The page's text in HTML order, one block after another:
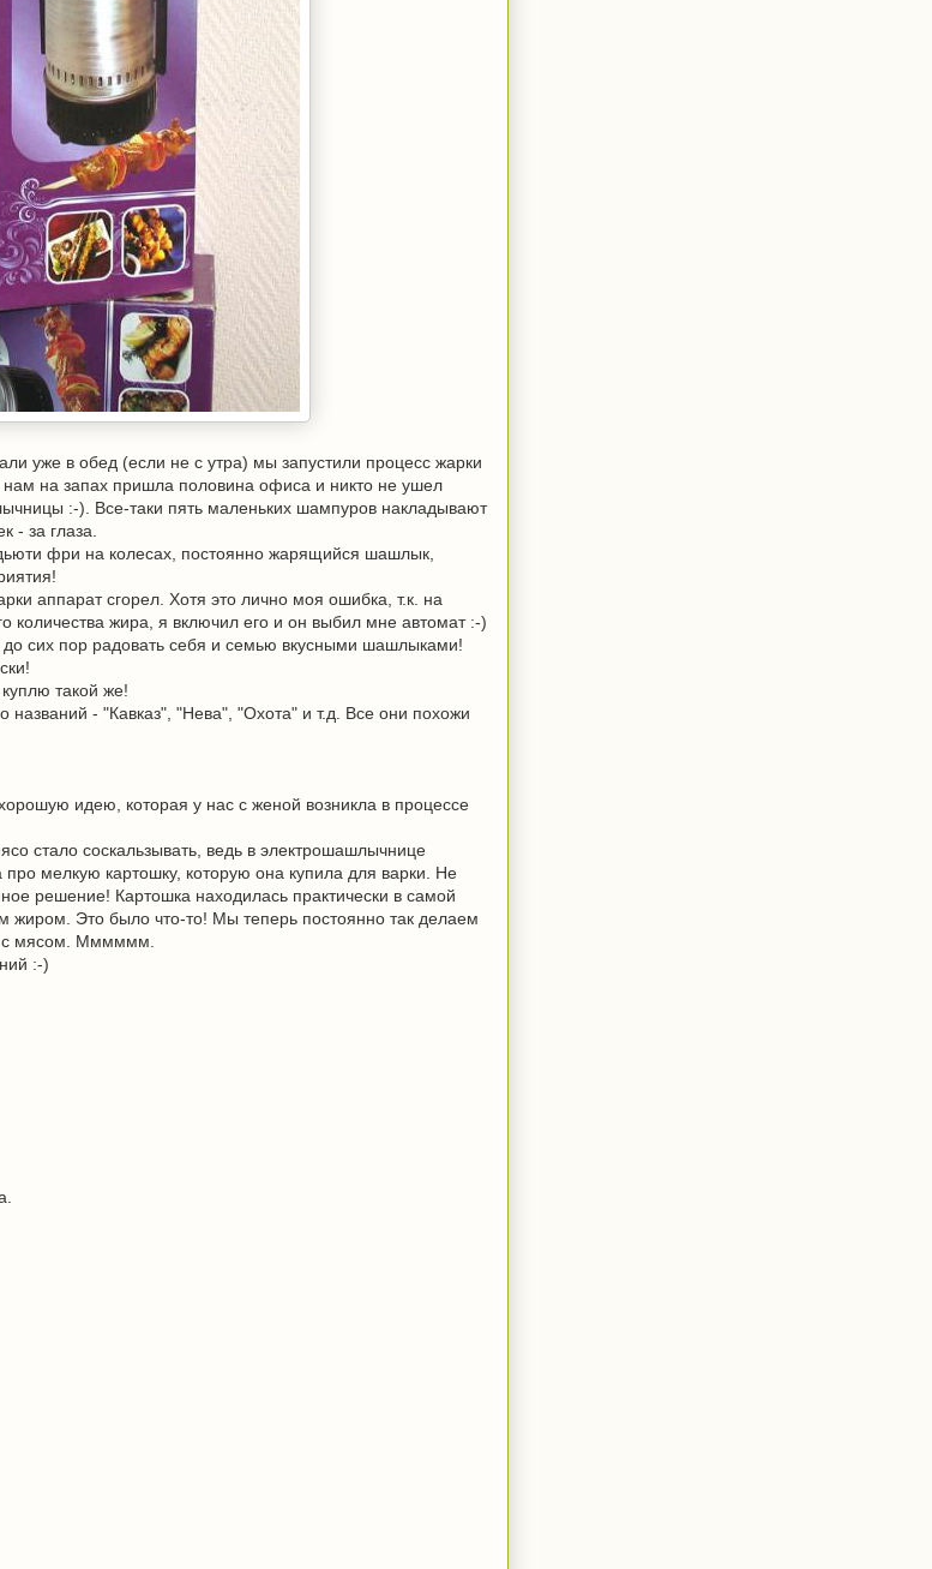
уже в обед (если не с утра) мы запустили процесс жарки
на запах пришла половина офиса и никто не ушел
:-). Все-таки пять маленьких шампуров накладывают
- за глаза.
фри на колесах, постоянно жарящийся шашлык,
аппарат сгорел. Хотя это лично моя ошибка, т.к. на
количества жира, я включил его и он выбил мне автомат :-)
сих пор радовать себя и семью вкусными шашлыками!
такой же!
- "Кавказ", "Нева", "Охота" и т.д. Все они похожи
идею, которая у нас с женой возникла в процессе
стало соскальзывать, ведь в электрошашлычнице
мелкую картошку, которую она купила для варки. Не
решение! Картошка находилась практически в самой
жиром. Это было что-то! Мы теперь постоянно так делаем
с мясом. Мммммм.
:-)